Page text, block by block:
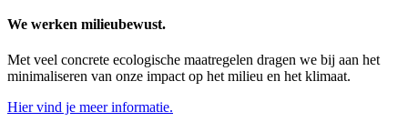
We werken milieubewust.
Met veel concrete ecologische maatregelen dragen we bij aan het
minimaliseren van onze impact op het milieu en het klimaat.
Hier vind je meer informatie.